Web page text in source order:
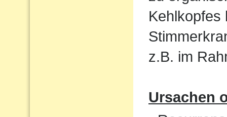
Kehlkopfes
z.B. im
Ursachen